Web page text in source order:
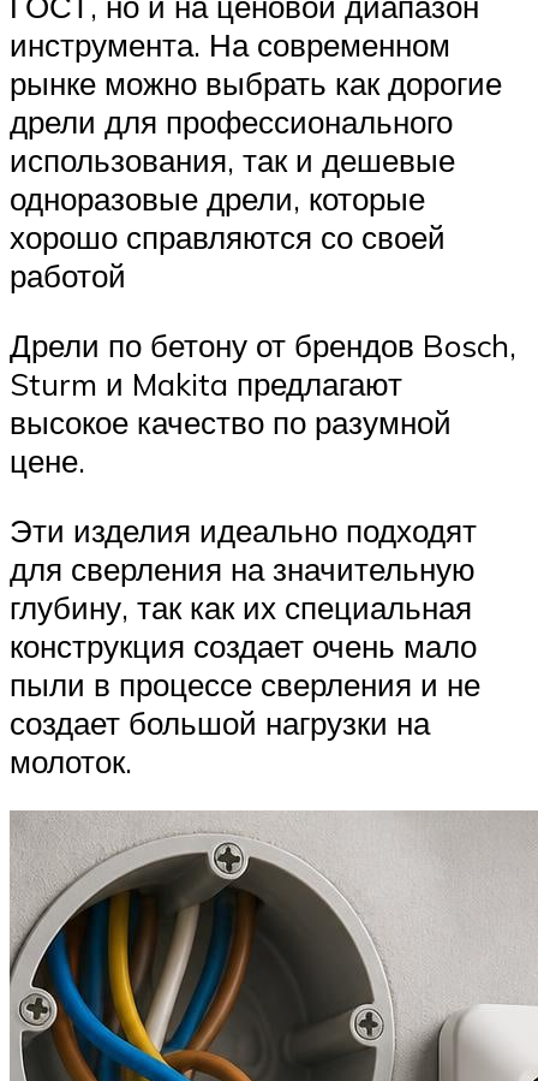
инструмента. На современном
рынке можно выбрать как дорогие
дрели для профессионального
использования, так и дешевые
одноразовые дрели, которые
хорошо справляются со своей
работой
Дрели по бетону от брендов Bosch,
Sturm и Makita предлагают
высокое качество по разумной
цене.
Эти изделия идеально подходят
для сверления на значительную
глубину, так как их специальная
конструкция создает очень мало
пыли в процессе сверления и не
создает большой нагрузки на
молоток.